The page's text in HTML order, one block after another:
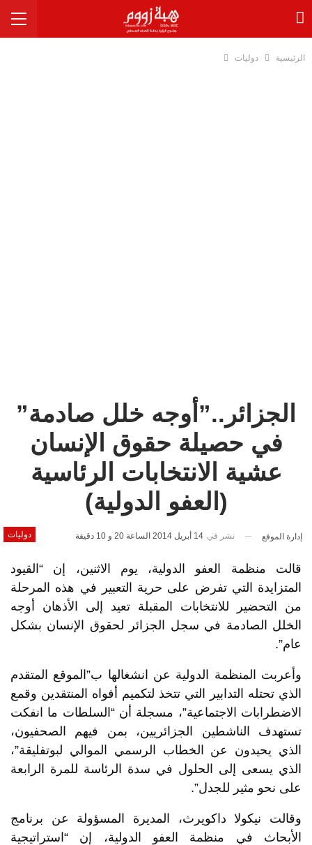
الرئيسية دوليات
الجزائر..”أوجه خلل صادمة”
في حصيلة حقوق الإنسان
عشية الانتخابات الرئاسية
(العفو الدولية)
دوليات إدارة الموقع نشر في 14 أبريل 2014 الساعة 20 و 10 دقيقة
قالت منظمة العفو الدولية، يوم الاثنين، إن “القيود
المتزايدة التي تفرض على حرية التعبير في هذه المرحلة
من التحضير للانتخابات المقبلة تعيد إلى الأذهان أوجه
الخلل الصادمة في سجل الجزائر لحقوق الإنسان بشكل
عام”.
وأعربت المنظمة الدولية عن انشغالها ب”الموقع المتقدم
الذي تحتله التدابير التي تتخذ لتكميم أفواه المنتقدين وقمع
الاضطرابات الاجتماعية”، مسجلة أن “السلطات ما انفكت
تستهدف الناشطين الجزائريين، بمن فيهم الصحفيون،
الذي يحيدون عن الخطاب الرسمي الموالي لبوتفليقة”،
الذي يسعى إلى الحلول في سدة الرئاسة للمرة الرابعة
على نحو مثير للجدل”.
وقالت نيكولا داكويرث، المديرة المسؤولة عن برنامج
الأبحاث في منظمة العفو الدولية، إن “استراتيجية